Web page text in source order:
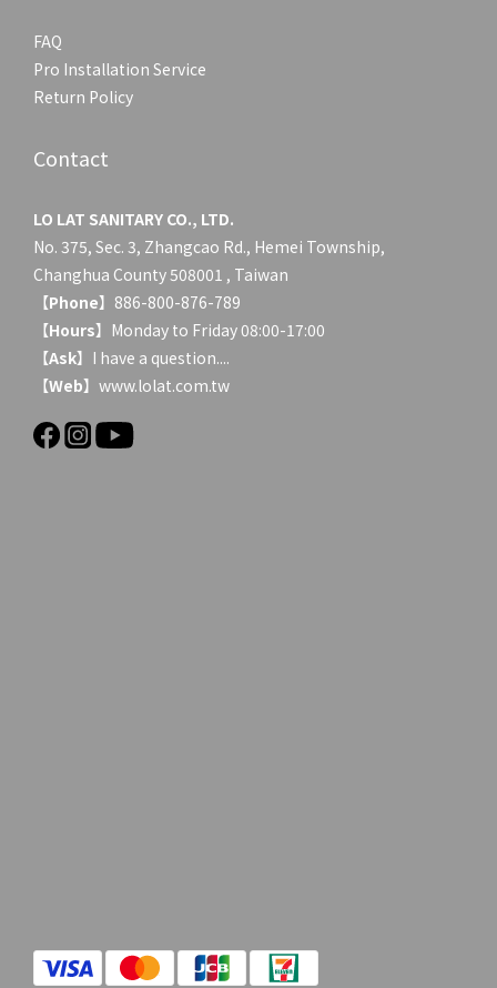
FAQ
Pro Installation Service
Return Policy
Contact
LO LAT SANITARY CO., LTD.
No. 375, Sec. 3, Zhangcao Rd., Hemei Township,
Changhua County 508001 , Taiwan
【Phone】886-800-876-789
【Hours】Monday to Friday 08:00-17:00
【Ask】 I have a question....
【Web】www.lolat.com.tw